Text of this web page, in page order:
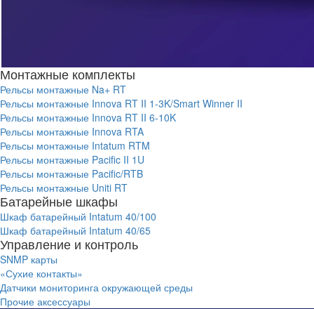
Монтажные комплекты
Рельсы монтажные Na+ RT
Рельсы монтажные Innova RT II 1-3K/Smart Winner II
Рельсы монтажные Innova RT II 6-10K
Рельсы монтажные Innova RTA
Рельсы монтажные Intatum RTM
Рельсы монтажные Pacific II 1U
Рельсы монтажные Pacific/RTB
Рельсы монтажные Uniti RT
Батарейные шкафы
Шкаф батарейный Intatum 40/100
Шкаф батарейный Intatum 40/65
Управление и контроль
SNMP карты
«Сухие контакты»
Датчики мониторинга окружающей среды
Прочие аксессуары